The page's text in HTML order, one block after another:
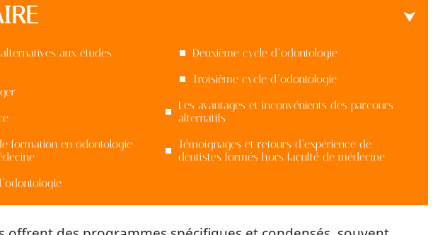
aux études
formation en odontologie
Deuxième cycle d’odontologie
Troisième cycle d’odontologie
Les avantages et inconvénients des parcours
alternatifs
Témoignages et retours d’expérience de
dentistes formés hors faculté de médecine